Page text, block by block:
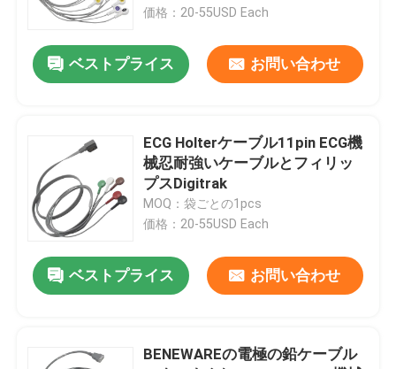
使い捨て可能なSPO2センサー
SpO2センサー ケーブル
EKGケーブル
ECGのトランク ケーブル
ECGのリード線
ECGの電極のコネクター
価格：20-55USD Each
ベストプライス お問い合わせ
ECG Holterケーブル11pin ECG機
械忍耐強いケーブルとフィリッ
プスDigitrak
MOQ：袋ごとの1pcs
価格：20-55USD Each
ベストプライス お問い合わせ
BENEWAREの電極の鉛ケーブル